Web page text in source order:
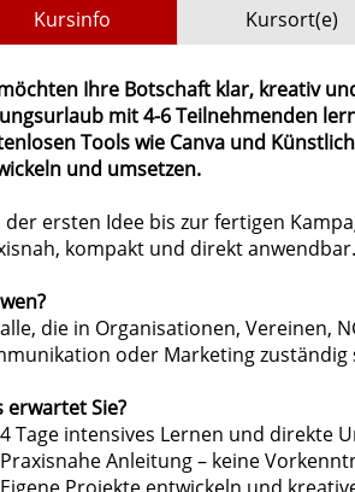
Kursinfo Kursort(e)
Ihre Botschaft klar, kreativ
mit 4-6 Teilnehmenden
Tools wie Canva und
und umsetzen.
der ersten Idee bis zur fertigen
kompakt und direkt anwendbar.
die in Organisationen, Vereinen,
oder Marketing zuständig
erwartet Sie?
Tage intensives Lernen und direkte
Anleitung – keine